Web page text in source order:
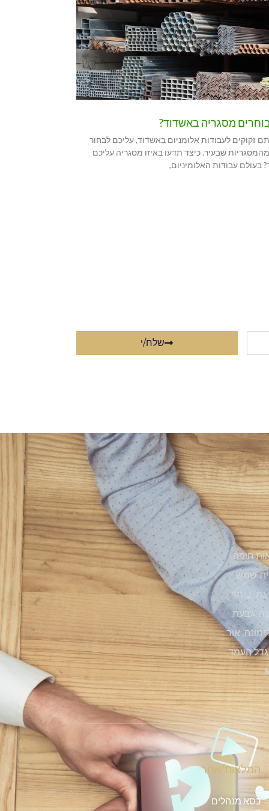
מסגריה באשדוד?
זקוקים לעבודות אלומניום באשדוד, עליכם לבחור
שבעיר. כיצד תדעו באיזו מסגריה עליכם
בעולם עבודות האלומיניום,
שלח/י
שמש,
גת, ביתר
גבעת
אור
העמד,
המלצות/אחר
כסא מנהלים